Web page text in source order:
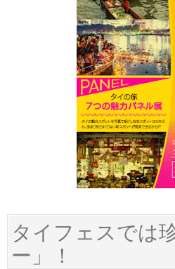
タイフェスでは
ー」！